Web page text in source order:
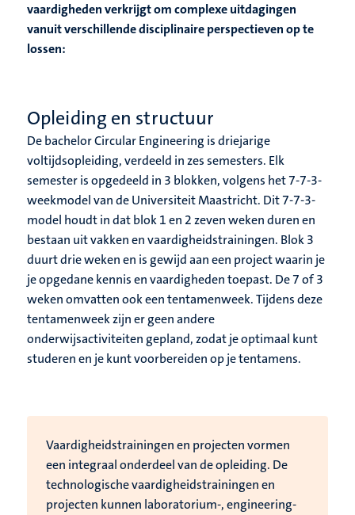
vaardigheden verkrijgt om complexe uitdagingen
vanuit verschillende disciplinaire perspectieven op te
lossen:
Opleiding en structuur
De bachelor Circular Engineering is driejarige
voltijdsopleiding, verdeeld in zes semesters. Elk
semester is opgedeeld in 3 blokken, volgens het 7-7-3-
weekmodel van de Universiteit Maastricht. Dit 7-7-3-
model houdt in dat blok 1 en 2 zeven weken duren en
bestaan uit vakken en vaardigheidstrainingen. Blok 3
duurt drie weken en is gewijd aan een project waarin je
je opgedane kennis en vaardigheden toepast. De 7 of 3
weken omvatten ook een tentamenweek. Tijdens deze
tentamenweek zijn er geen andere
onderwijsactiviteiten gepland, zodat je optimaal kunt
studeren en je kunt voorbereiden op je tentamens.
Vaardigheidstrainingen en projecten vormen
een integraal onderdeel van de opleiding. De
technologische vaardigheidstrainingen en
projecten kunnen laboratorium-, engineering-